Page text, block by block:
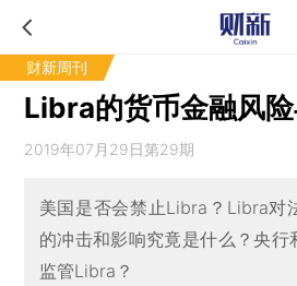
财新周刊
Libra的货币金融风
2019年07月29日第29期
美国是否会禁止Libra？Libra对
的冲击和影响究竟是什么？央行
监管Libra？